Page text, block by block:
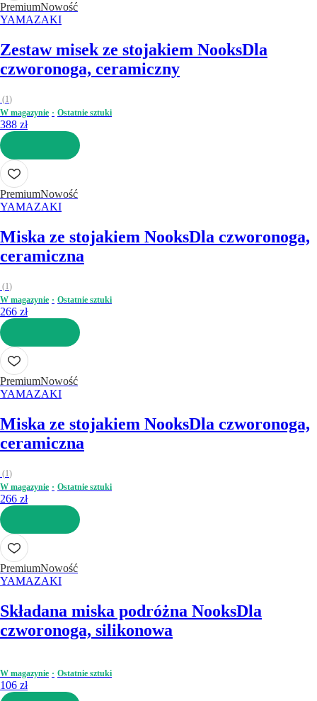
PremiumNowość
YAMAZAKI
Zestaw misek ze stojakiem NooksDla
czworonoga, ceramiczny
(1)
W magazynie
Ostatnie sztuki
388 zł
DO KOSZYKA
PremiumNowość
YAMAZAKI
Miska ze stojakiem NooksDla czworonoga,
ceramiczna
(1)
W magazynie
Ostatnie sztuki
266 zł
DO KOSZYKA
PremiumNowość
YAMAZAKI
Miska ze stojakiem NooksDla czworonoga,
ceramiczna
(1)
W magazynie
Ostatnie sztuki
266 zł
DO KOSZYKA
PremiumNowość
YAMAZAKI
Składana miska podróżna NooksDla
czworonoga, silikonowa
W magazynie Ostatnie sztuki
106 zł